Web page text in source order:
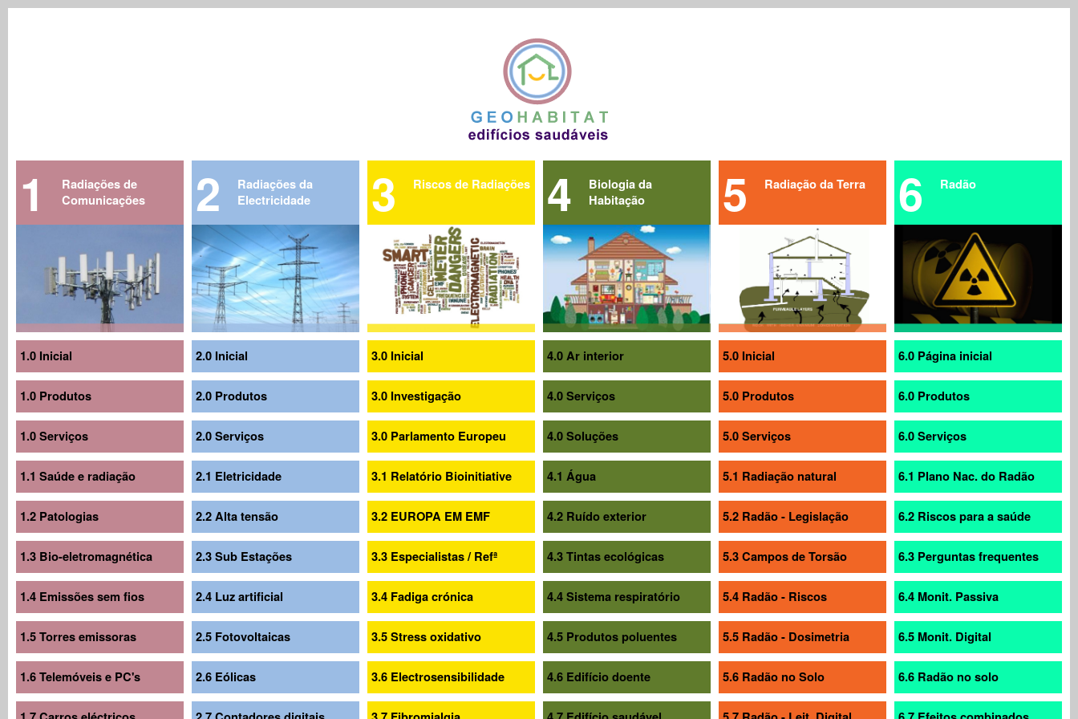
1
Radiações de
Comunicações
1.0 Inicial
1.0 Produtos
1.0 Serviços
1.1 Saúde e radiação
1.2 Patologias
1.3 Bio-eletromagnética
1.4 Emissões sem fios
1.5 Torres emissoras
1.6 Telemóveis e PC's
2
Radiações da
Electricidade
2.0 Inicial
2.0 Produtos
2.0 Serviços
2.1 Eletricidade
2.2 Alta tensão
2.3 Sub Estações
2.4 Luz artificial
2.5 Fotovoltaicas
2.6 Eólicas
3 Riscos de Radiações
3.0 Inicial
3.0 Investigação
3.0 Parlamento Europeu
3.1 Relatório Bioinitiative
3.2 EUROPA EM EMF
3.3 Especialistas / Refª
3.4 Fadiga crónica
3.5 Stress oxidativo
3.6 Electrosensibilidade
4
Biologia da
Habitação
4.0 Ar interior
4.0 Serviços
4.0 Soluções
4.1 Água
4.2 Ruído exterior
4.3 Tintas ecológicas
4.4 Sistema respiratório
4.5 Produtos poluentes
4.6 Edifício doente
5 Radiação da Terra
5.0 Inicial
5.0 Produtos
5.0 Serviços
5.1 Radiação natural
5.2 Radão - Legislação
5.3 Campos de Torsão
5.4 Radão - Riscos
5.5 Radão - Dosimetria
5.6 Radão no Solo
6 Radão
6.0 Página inicial
6.0 Produtos
6.0 Serviços
6.1 Plano Nac. do Radão
6.2 Riscos para a saúde
6.3 Perguntas frequentes
6.4 Monit. Passiva
6.5 Monit. Digital
6.6 Radão no solo